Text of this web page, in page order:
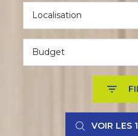
Budget
VOIR LES